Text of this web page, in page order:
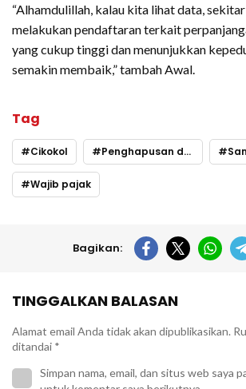
“Alhamdulillah, kalau kita lihat data,
melakukan pendaftaran terkait
yang cukup tinggi dan menunjukkan
semakin membaik,” tambah Awal.
Tag
Cikokol Penghapusan denda pajak
Wajib pajak
Bagikan:
TINGGALKAN BALASAN
Alamat email Anda tidak akan dipublikasikan.
ditandai *
Simpan nama, email, dan situs web saya